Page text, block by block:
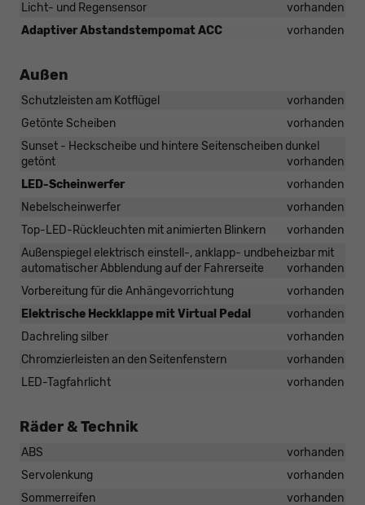
Licht- und Regensensor
vorhanden
Adaptiver Abstandstempomat ACC
vorhanden
Außen
Schutzleisten am Kotflügel
vorhanden
Getönte Scheiben
vorhanden
Sunset - Heckscheibe und hintere Seitenscheiben dunkel
getönt
vorhanden
LED-Scheinwerfer
vorhanden
Nebelscheinwerfer
vorhanden
Top-LED-Rückleuchten mit animierten Blinkern
vorhanden
Außenspiegel elektrisch einstell-, anklapp- undbeheizbar mit
automatischer Abblendung auf der Fahrerseite
vorhanden
Vorbereitung für die Anhängevorrichtung
vorhanden
Elektrische Heckklappe mit Virtual Pedal
vorhanden
Dachreling silber
vorhanden
Chromzierleisten an den Seitenfenstern
vorhanden
LED-Tagfahrlicht
vorhanden
Räder & Technik
ABS
vorhanden
Servolenkung
vorhanden
Sommerreifen
vorhanden